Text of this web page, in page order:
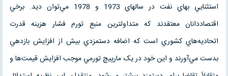
استثنايي بهاي نفت در سالهاي 1973 و 1978 مي‌توان ديد. برخي
اقتصاددانان معتقدند که متداولترين منبع تورم فشار هزينه قدرت
اتحاديه‌هاي کشوري است که اضافه دستمزدي بيش از افزايش بازدهي
بدست مي‌آورند و اين خود در يک مارپيچ تورمي موجب افزايش قيمت‌ها و